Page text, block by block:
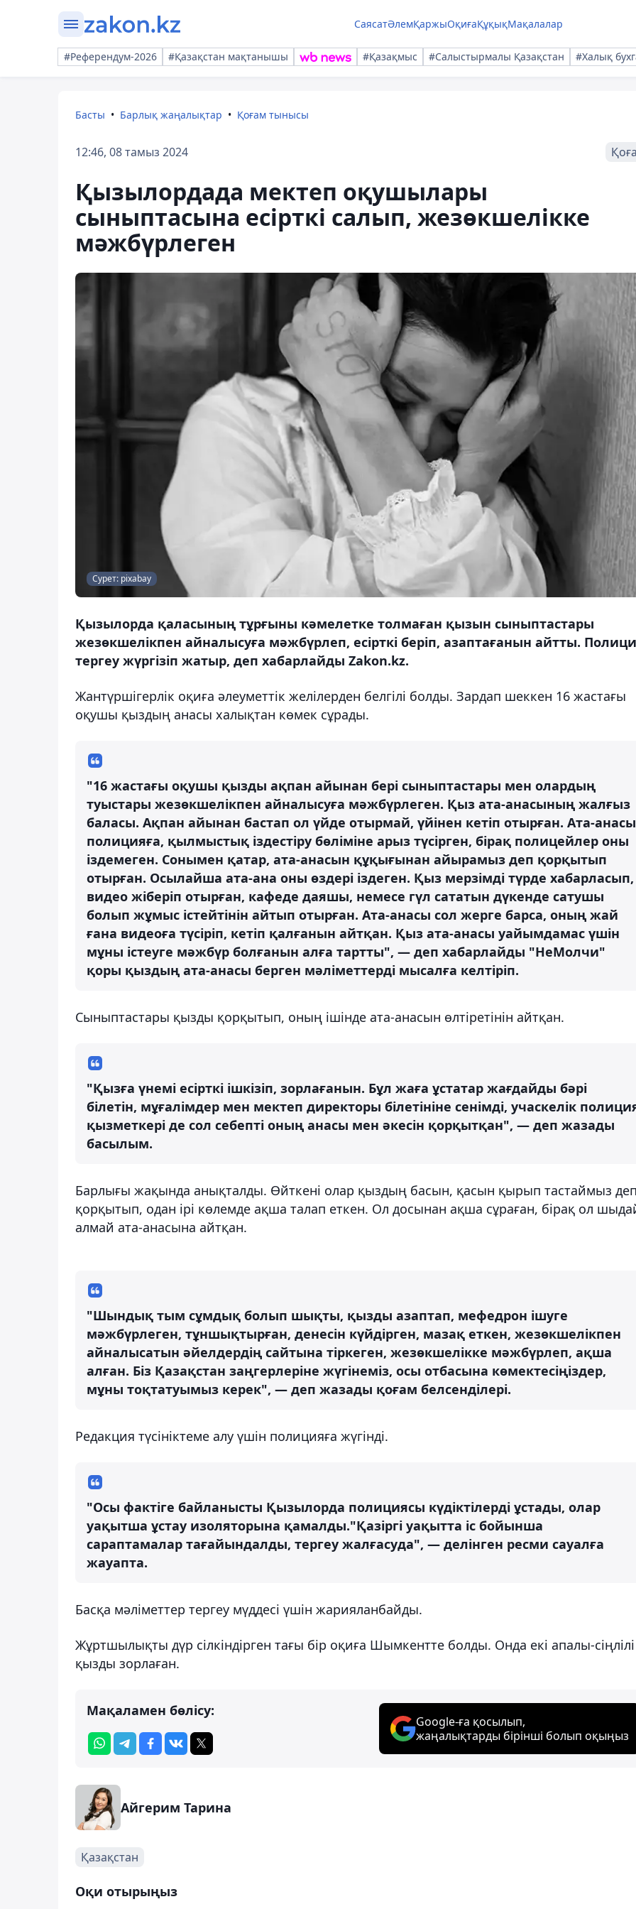
СаясатӘлемҚаржыОқиғаҚұқықМақалалар
#Референдум-2026 #Қазақстан мақтанышы #Қазақмыс #Салыстырмалы Қазақстан #Халық
Басты Барлық жаңалықтар Қоғам тынысы
12:46, 08 тамыз 2024
Қызылордада мектеп оқушылары
сыныптасына есірткі салып, жезөкшелікке
мәжбүрлеген
Сурет: pixabay
Қызылорда қаласының тұрғыны кәмелетке толмаған қызын сыныптастары
жезөкшелікпен айналысуға мәжбүрлеп, есірткі беріп, азаптағанын айтты.
тергеу жүргізіп жатыр, деп хабарлайды Zakon.kz.
Жантүршігерлік оқиға әлеуметтік желілерден белгілі болды. Зардап шеккен 16 жастағы
оқушы қыздың анасы халықтан көмек сұрады.
"16 жастағы оқушы қызды ақпан айынан бері сыныптастары мен олардың
туыстары жезөкшелікпен айналысуға мәжбүрлеген. Қыз ата-анасының жалғыз
баласы. Ақпан айынан бастап ол үйде отырмай, үйінен кетіп отырған. Ата-анасы
полицияға, қылмыстық іздестіру бөліміне арыз түсірген, бірақ полицейлер оны
іздемеген. Сонымен қатар, ата-анасын құқығынан айырамыз деп қорқытып
отырған. Осылайша ата-ана оны өздері іздеген. Қыз мерзімді түрде хабарласып,
видео жіберіп отырған, кафеде даяшы, немесе гүл сататын дүкенде сатушы
болып жұмыс істейтінін айтып отырған. Ата-анасы сол жерге барса, оның жай
ғана видеоға түсіріп, кетіп қалғанын айтқан. Қыз ата-анасы уайымдамас үшін
мұны істеуге мәжбүр болғанын алға тартты", — деп хабарлайды "НеМолчи"
қоры қыздың ата-анасы берген мәліметтерді мысалға келтіріп.
Сыныптастары қызды қорқытып, оның ішінде ата-анасын өлтіретінін айтқан.
"Қызға үнемі есірткі ішкізіп, зорлағанын. Бұл жаға ұстатар жағдайды бәрі
білетін, мұғалімдер мен мектеп директоры білетініне сенімді, учаскелік
қызметкері де сол себепті оның анасы мен әкесін қорқытқан", — деп жазады
басылым.
Барлығы жақында анықталды. Өйткені олар қыздың басын, қасын қырып тастаймыз деп
қорқытып, одан ірі көлемде ақша талап еткен. Ол досынан ақша сұраған, бірақ ол
алмай ата-анасына айтқан.
"Шындық тым сұмдық болып шықты, қызды азаптап, мефедрон ішуге
мәжбүрлеген, тұншықтырған, денесін күйдірген, мазақ еткен, жезөкшелікпен
айналысатын әйелдердің сайтына тіркеген, жезөкшелікке мәжбүрлеп, ақша
алған. Біз Қазақстан заңгерлеріне жүгінеміз, осы отбасына көмектесіңіздер,
мұны тоқтатуымыз керек", — деп жазады қоғам белсенділері.
Редакция түсініктеме алу үшін полицияға жүгінді.
"Осы фактіге байланысты Қызылорда полициясы күдіктілерді ұстады, олар
уақытша ұстау изоляторына қамалды."Қазіргі уақытта іс бойынша
сараптамалар тағайындалды, тергеу жалғасуда", — делінген ресми сауалға
жауапта.
Басқа мәліметтер тергеу мүддесі үшін жарияланбайды.
Жұртшылықты дүр сілкіндірген тағы бір оқиға Шымкентте болды. Онда екі апалы-сіңлілі
қызды зорлаған.
Мақаламен бөлісу:
Google-ға қосылып,
жаңалықтарды бірінші болып оқыңыз
Айгерим Тарина
Қазақстан
Оқи отырыңыз